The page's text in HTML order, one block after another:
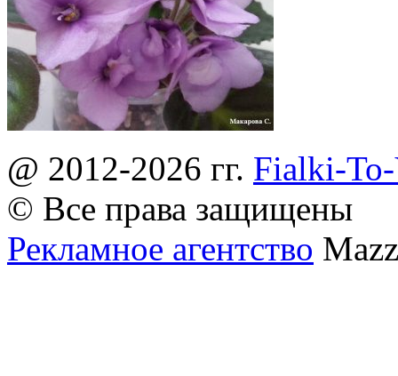
@ 2012-2026 гг. Fialki-
© Все права защищены
Рекламное агентство